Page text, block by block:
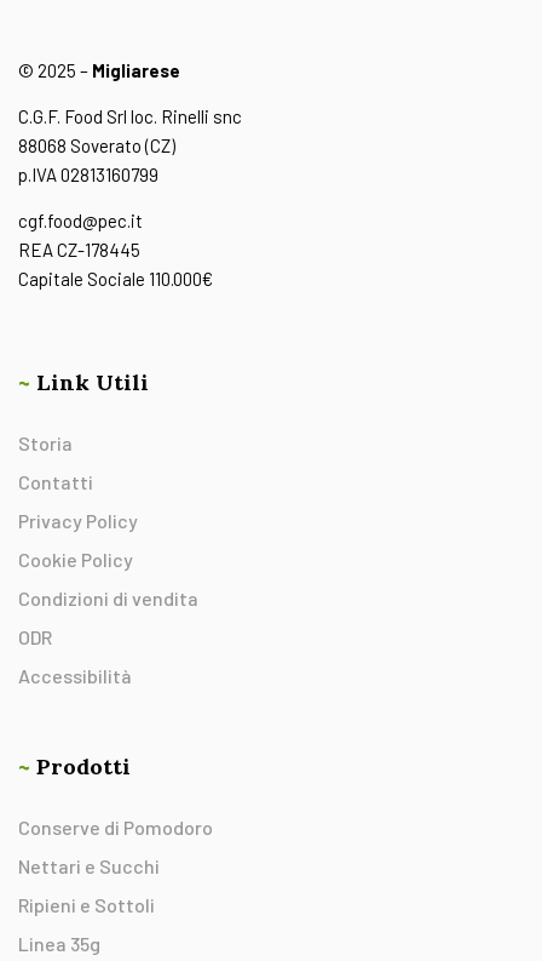
© 2025 – Migliarese
C.G.F. Food Srl loc. Rinelli snc
88068 Soverato (CZ)
p.IVA 02813160799
cgf.food@pec.it
REA CZ-178445
Capitale Sociale 110.000€
~ Link Utili
Storia
Contatti
Privacy Policy
Cookie Policy
Condizioni di vendita
ODR
Accessibilità
~ Prodotti
Conserve di Pomodoro
Nettari e Succhi
Ripieni e Sottoli
Linea 35g